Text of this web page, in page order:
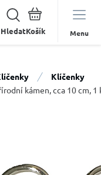
Hledat Menu
Klíčenky
kámen, cca 10 cm, 1